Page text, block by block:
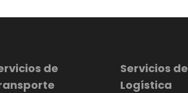
de
Servicios de
Logística